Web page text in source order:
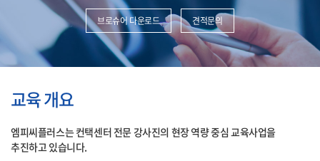
브로슈어 다운로드 견적문의
교육 개요
엠피씨플러스는 컨택센터 전문 강사진의 현장 역량 중심 교육사업을
추진하고 있습니다.